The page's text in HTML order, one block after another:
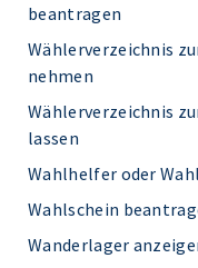
beantragen
Wählerverzeichnis
nehmen
Wählerverzeichnis
lassen
Wahlhelfer oder
Wahlschein
Wanderlager